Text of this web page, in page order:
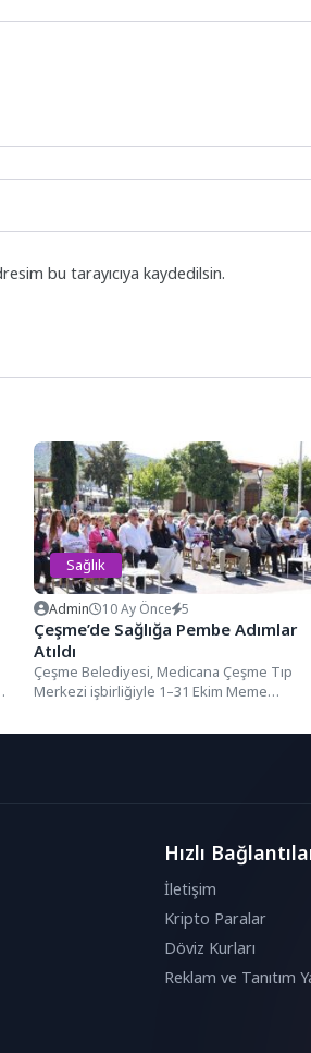
bu tarayıcıya kaydedilsin.
Sağlık
Admin 10 Ay Önce 5
Çeşme’de Sağlığa Pembe Adımlar
Atıldı
Çeşme Belediyesi, Medicana Çeşme Tıp
Merkezi işbirliğiyle 1–31 Ekim Meme
Pembe Adımlar Atıyoruz” etkinliğini...
Hızlı
İletişim
Kripto Paralar
Döviz Kurları
Reklam ve Tanıtım